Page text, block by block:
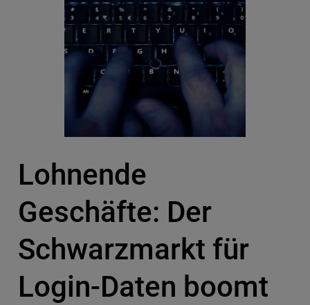
Lohnende
Geschäfte: Der
Schwarzmarkt für
Login-Daten boomt